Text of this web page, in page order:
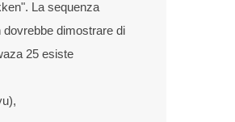
La sequenza
dimostrare di
25 esiste